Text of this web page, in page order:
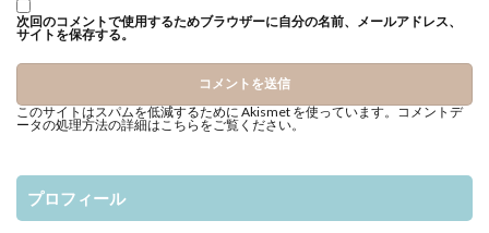
次回のコメントで使用するためブラウザーに自分の名前、メールアドレス、
サイトを保存する。
このサイトはスパムを低減するために Akismet を使っています。コメントデ
ータの処理方法の詳細はこちらをご覧ください。
プロフィール